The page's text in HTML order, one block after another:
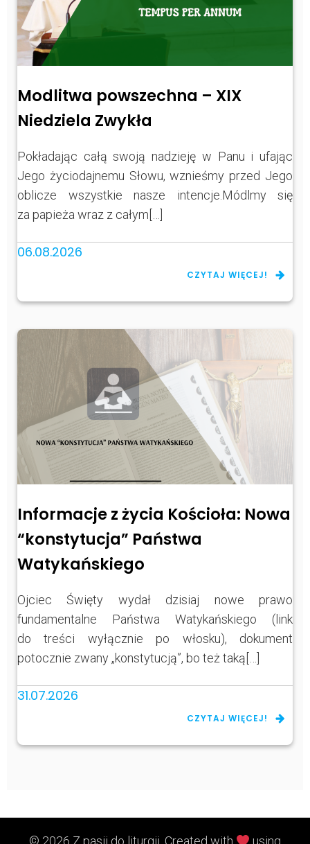
Modlitwa powszechna – XIX
Niedziela Zwykła
Pokładając całą swoją nadzieję w Panu i ufając
Jego życiodajnemu Słowu, wznieśmy przed Jego
oblicze wszystkie nasze intencje.Módlmy się
za papieża wraz z całym[…]
06.08.2026
CZYTAJ WIĘCEJ!
Informacje z życia Kościoła: Nowa
“konstytucja” Państwa
Watykańskiego
Ojciec Święty wydał dzisiaj nowe prawo
fundamentalne Państwa Watykańskiego (link
do treści wyłącznie po włosku), dokument
potocznie zwany „konstytucją”, bo też taką[…]
31.07.2026
CZYTAJ WIĘCEJ!
© 2026 Z pasji do liturgii. Created with using